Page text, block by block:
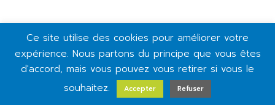
Ce site utilise des cookies pour améliorer votre
expérience. Nous partons du principe que vous êtes
d'accord, mais vous pouvez vous retirer si vous le
souhaitez.
Accepter Refuser